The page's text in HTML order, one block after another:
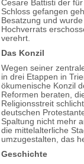
Cesare Battisti der
Schloss gefangen
Besatzung und
Hochverrats
verehrt.
Das Konzil
Wegen seiner
in drei Etappen in
ökumenische Konzil
Reformen beraten,
Religionsstreit
deutschen
Spaltung nicht mehr
die mittelalterliche
umzugestalten, das
Geschichte